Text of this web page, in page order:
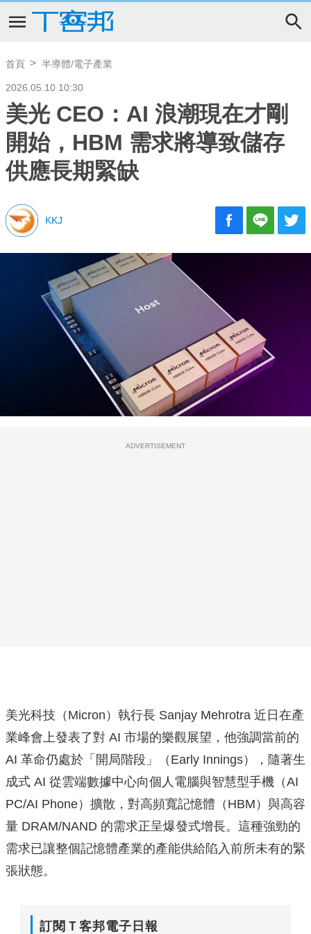
首頁 半導體/電子產業
2026.05.10 10:30
美光 CEO：AI 浪潮現在才剛
開始，HBM 需求將導致儲存
供應長期緊缺
KKJ
ADVERTISEMENT
美光科技（Micron）執行長 Sanjay Mehrotra 近日在產
業峰會上發表了對 AI 市場的樂觀展望，他強調當前的
AI 革命仍處於「開局階段」（Early Innings），隨著生
成式 AI 從雲端數據中心向個人電腦與智慧型手機（AI
PC/AI Phone）擴散，對高頻寬記憶體（HBM）與高容
量 DRAM/NAND 的需求正呈爆發式增長。這種強勁的
需求已讓整個記憶體產業的產能供給陷入前所未有的緊
張狀態。
訂閱Ｔ客邦電子日報